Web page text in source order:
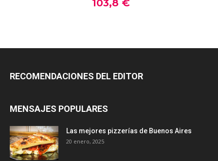
RECOMENDACIONES DEL EDITOR
MENSAJES POPULARES
Las mejores pizzerías de Buenos Aires
20 enero, 2025